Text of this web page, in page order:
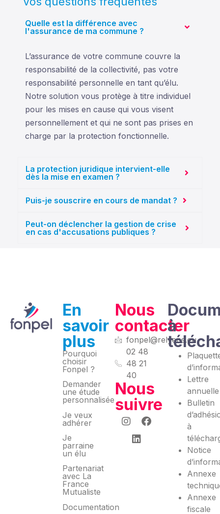
Quelle est la différence avec
l'assurance de ma commune ?
L’assurance de votre commune couvre la
responsabilité de la collectivité, pas votre
responsabilité personnelle en tant qu’élu.
Notre solution vous protège à titre individuel
pour les mises en cause qui vous visent
personnellementet qui ne sont pas prises en
charge par la protection fonctionnelle.
La protection juridique intervient-elle
dès la mise en examen ?
Puis-je souscrire en cours de mandat ?
Peut-on déclencher la gestion de crise
en cas d'accusations publiques ?
En
savoir
plus
Pourquoi
choisir
Fonpel ?
Demander
une étude
personnalisée
Je veux
adhérer
Je
parraine
un élu
Partenariat
avec La
France
Mutualiste
Documentation
Nous
contacter
fonpel@relyens.eu
02 48
48 21
40
Nous
suivre
à
Lettre
annuelle
Bulletin
à
Notice
Annexe
Annexe
fiscale